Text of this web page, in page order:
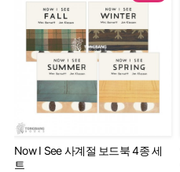
Now I See 사계절 보드북 4종 세
트